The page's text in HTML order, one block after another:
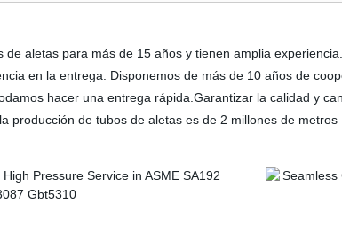
aletas para más de 15 años y tienen amplia
en la entrega. Disponemos de más de 10 años de
hacer una entrega rápida.Garantizar la calidad y
producción de tubos de aletas es de 2 millones de metros